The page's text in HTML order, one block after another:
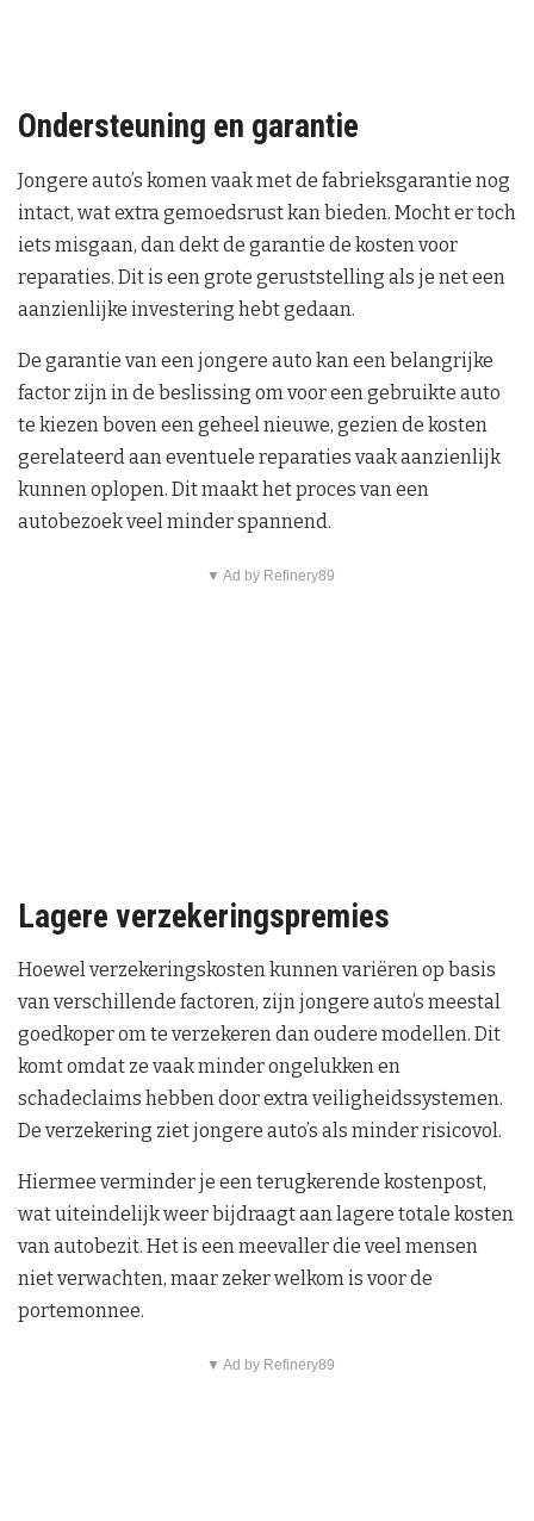
Ondersteuning en garantie
Jongere auto’s komen vaak met de fabrieksgarantie nog
intact, wat extra gemoedsrust kan bieden. Mocht er toch
iets misgaan, dan dekt de garantie de kosten voor
reparaties. Dit is een grote geruststelling als je net een
aanzienlijke investering hebt gedaan.
De garantie van een jongere auto kan een belangrijke
factor zijn in de beslissing om voor een gebruikte auto
te kiezen boven een geheel nieuwe, gezien de kosten
gerelateerd aan eventuele reparaties vaak aanzienlijk
kunnen oplopen. Dit maakt het proces van een
autobezoek veel minder spannend.
▼ Ad by Refinery89
Lagere verzekeringspremies
Hoewel verzekeringskosten kunnen variëren op basis
van verschillende factoren, zijn jongere auto’s meestal
goedkoper om te verzekeren dan oudere modellen. Dit
komt omdat ze vaak minder ongelukken en
schadeclaims hebben door extra veiligheidssystemen.
De verzekering ziet jongere auto’s als minder risicovol.
Hiermee verminder je een terugkerende kostenpost,
wat uiteindelijk weer bijdraagt aan lagere totale kosten
van autobezit. Het is een meevaller die veel mensen
niet verwachten, maar zeker welkom is voor de
portemonnee.
▼ Ad by Refinery89